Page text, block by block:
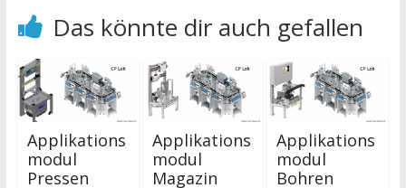
Das könnte dir auch gefallen
Applikations
modul
Pressen
Applikations
modul
Magazin
Applikations
modul
Bohren